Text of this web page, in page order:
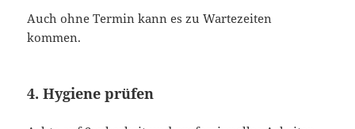
Auch ohne Termin kann es zu Wartezeiten
kommen.
4. Hygiene prüfen